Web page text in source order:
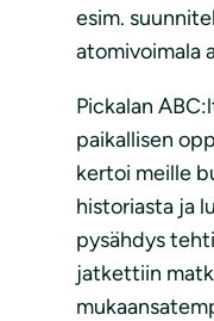
esim.
atomivoimala
Pickalan
paikallisen
kertoi meille
historiasta ja
pysähdys
jatkettiin